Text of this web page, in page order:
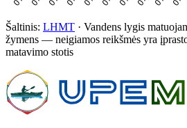
Šaltinis: LHMT · Vandens lygis
žymens — neigiamos reikšmės yra
matavimo stotis